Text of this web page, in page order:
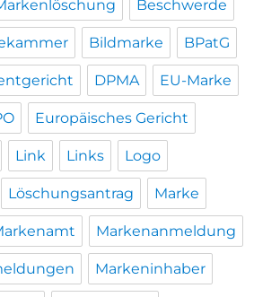
Beschwerde
Bildmarke BPatG
DPMA EU-Marke
Europäisches Gericht
Link Links Logo
Löschungsantrag Marke
Markenanmeldung
Markeninhaber